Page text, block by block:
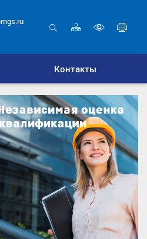
Карта
сайта
Контакты